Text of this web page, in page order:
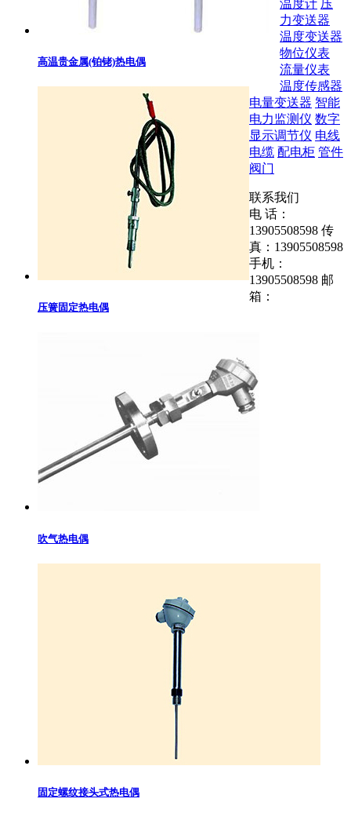
高温贵金属(铂铑)热电偶
压簧固定热电偶
吹气热电偶
固定螺纹接头式热电偶
温度计 压
力变送器
温度变送器
物位仪表
流量仪表
温度传感器
电量变送器 智能
电力监测仪 数字
显示调节仪 电线
电缆 配电柜 管件
阀门
联系我们
电 话：
13905508598 传
真：13905508598
手机：
13905508598 邮
箱：